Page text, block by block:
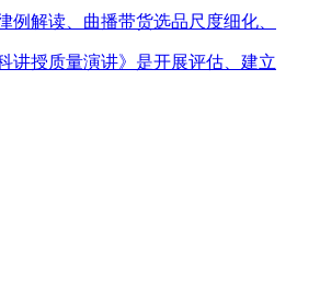
例解读、曲播带货选品尺度细化、
讲授质量演讲》是开展评估、建立